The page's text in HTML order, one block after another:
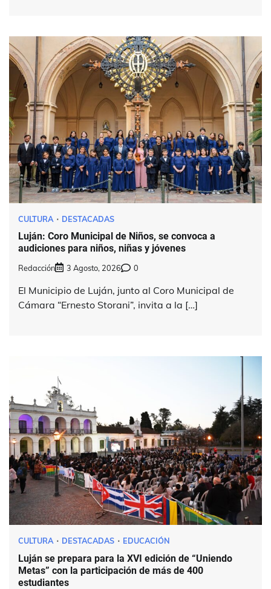
CULTURA DESTACADAS
Luján: Coro Municipal de Niños, se convoca a
audiciones para niños, niñas y jóvenes
Redacción 3 Agosto, 2026 0
El Municipio de Luján, junto al Coro Municipal de
Cámara “Ernesto Storani”, invita a la […]
CULTURA DESTACADAS EDUCACIÓN
Luján se prepara para la XVI edición de “Uniendo
Metas” con la participación de más de 400
estudiantes